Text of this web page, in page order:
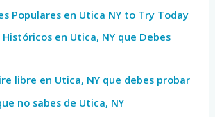
Populares en Utica NY to Try Today
en Utica, NY que Debes
libre en Utica, NY que debes probar
no sabes de Utica, NY